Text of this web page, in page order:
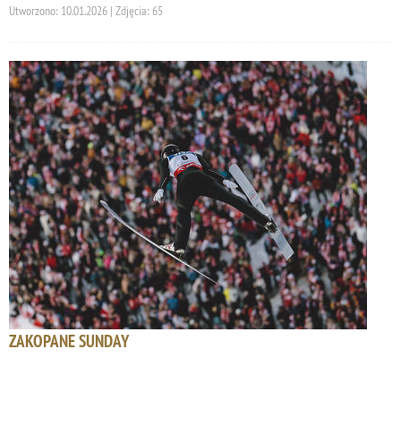
Utworzono: 10.01.2026 | Zdjęcia: 65
ZAKOPANE SUNDAY